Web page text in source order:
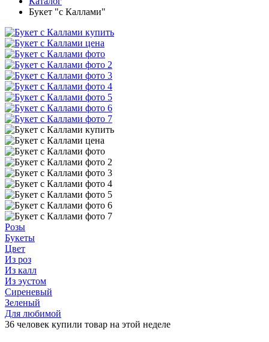
Букет "с Каллами"
Розы
Букеты
Цвет
Из роз
Из калл
Из эустом
Сиреневый
Зеленый
Для любимой
36 человек купили товар на этой неделе